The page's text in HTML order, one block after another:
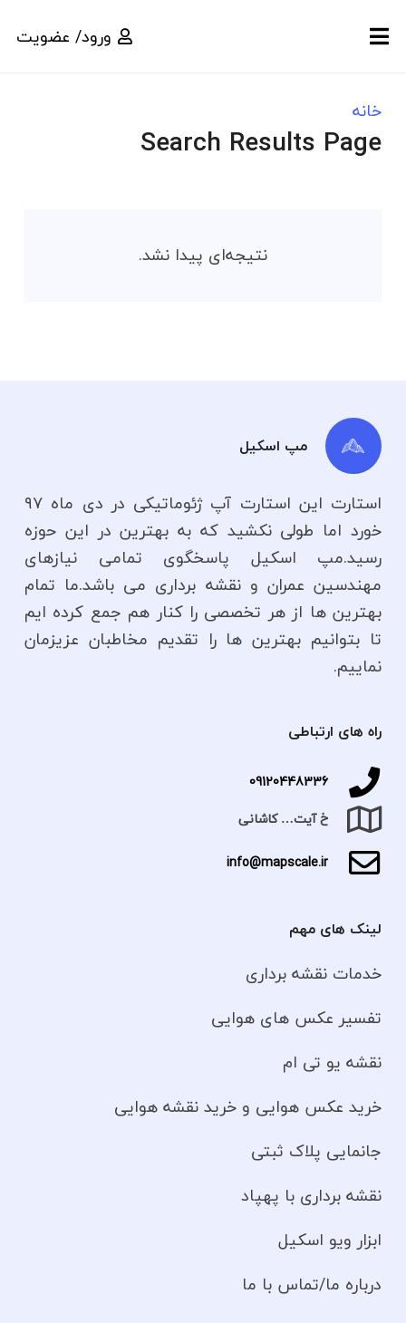
ورود/ عضویت
خانه
Search Results Page
نتیجه‌ای پیدا نشد.
مپ اسکیل
استارت این استارت آپ ژئوماتیکی در دی ماه ۹۷
خورد اما طولی نکشید که به بهترین در این حوزه
رسید.مپ اسکیل پاسخگوی تمامی نیازهای
مهندسین عمران و نقشه برداری می باشد.ما تمام
بهترین ها از هر تخصصی را کنار هم جمع کرده ایم
تا بتوانیم بهترین ها را تقدیم مخاطبان عزیزمان
نماییم.
راه های ارتباطی
09120448336
خ آیت… کاشانی
info@mapscale.ir
لینک های مهم
خدمات نقشه برداری
تفسیر عکس های هوایی
نقشه یو تی ام
خرید عکس هوایی و خرید نقشه هوایی
جانمایی پلاک ثبتی
نقشه برداری با پهپاد
ابزار ویو اسکیل
درباره ما/تماس با ما